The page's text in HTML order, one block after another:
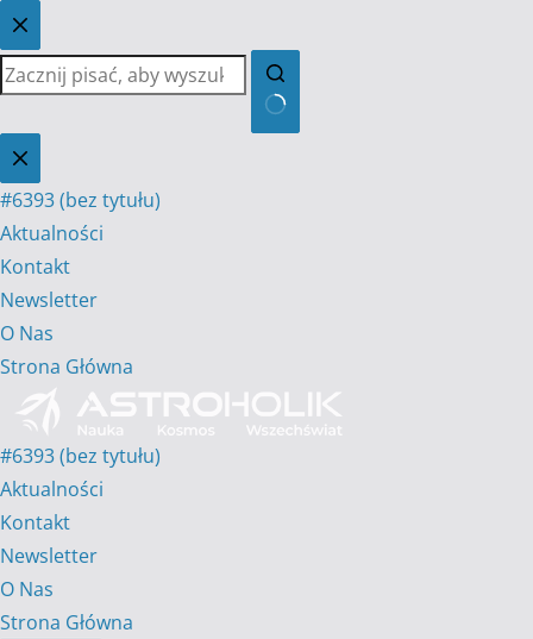
Przejdź
do
treści
Brak
wyników
#6393 (bez tytułu)
Aktualności
Kontakt
Newsletter
O Nas
Strona Główna
#6393 (bez tytułu)
Aktualności
Kontakt
Newsletter
O Nas
Strona Główna